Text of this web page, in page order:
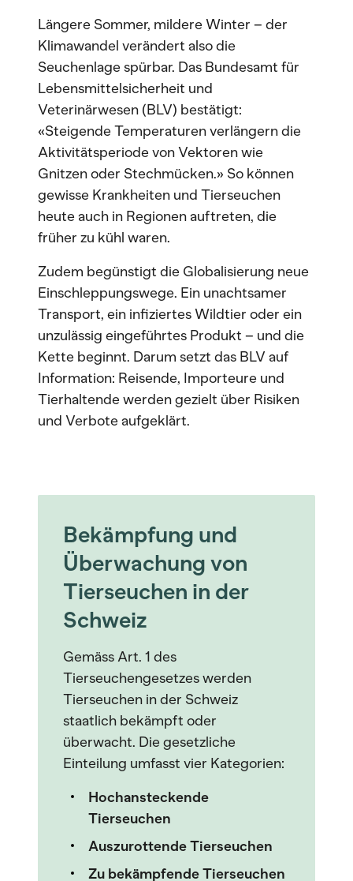
Längere Sommer, mildere Winter – der
Klimawandel verändert also die
Seuchenlage spürbar. Das Bundesamt für
Lebensmittelsicherheit und
Veterinärwesen (BLV) bestätigt:
«Steigende Temperaturen verlängern die
Aktivitätsperiode von Vektoren wie
Gnitzen oder Stechmücken.» So können
gewisse Krankheiten und Tierseuchen
heute auch in Regionen auftreten, die
früher zu kühl waren.
Zudem begünstigt die Globalisierung neue
Einschleppungswege. Ein unachtsamer
Transport, ein infiziertes Wildtier oder ein
unzulässig eingeführtes Produkt – und die
Kette beginnt. Darum setzt das BLV auf
Information: Reisende, Importeure und
Tierhaltende werden gezielt über Risiken
und Verbote aufgeklärt.
Bekämpfung und
Überwachung von
Tierseuchen in der
Schweiz
Gemäss Art. 1 des
Tierseuchengesetzes werden
Tierseuchen in der Schweiz
staatlich bekämpft oder
überwacht. Die gesetzliche
Einteilung umfasst vier Kategorien:
Hochansteckende
Tierseuchen
Auszurottende Tierseuchen
Zu bekämpfende Tierseuchen